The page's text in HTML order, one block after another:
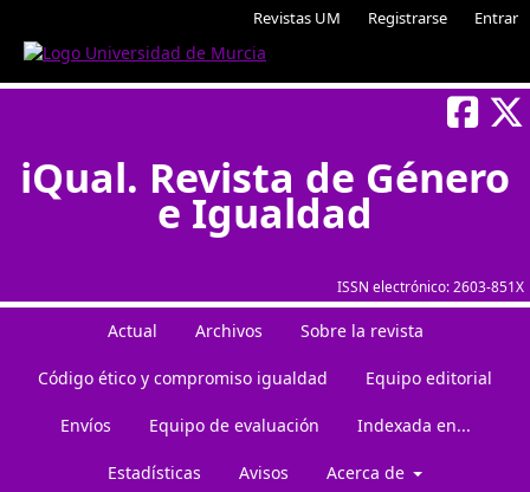
Revistas UM Registrarse Entrar
ISSN electrónico:2603-851X
iQual. Revista de Género
e Igualdad
Actual Archivos Sobre la revista
Código ético y compromiso igualdad Equipo editorial
Envíos Equipo de evaluación Indexada en...
Estadísticas Avisos Acerca de